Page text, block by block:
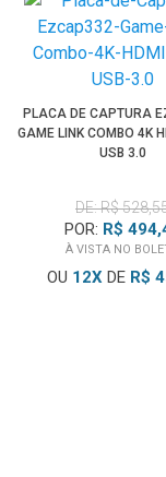
PLACA DE CAPTURA
GAME LINK COMBO 4K
USB 3.0
DE: R$
POR: R$
À VISTA NO
OU 12XDE R$